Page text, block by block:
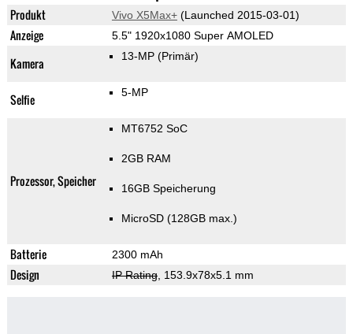
Produkt Vivo X5Max+(Launched 2015-03-01)
Anzeige 5.5" 1920x1080 Super AMOLED
Kamera 13-MP (Primär)
Selfie 5-MP
Prozessor, Speicher
MT6752 SoC
2GB RAM
16GB Speicherung
MicroSD (128GB max.)
Batterie 2300 mAh
Design IP Rating, 153.9x78x5.1 mm